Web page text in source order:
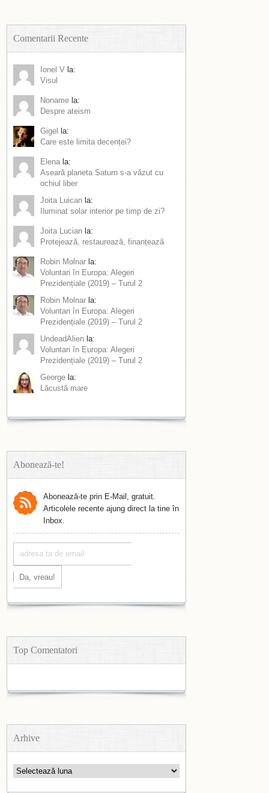
Comentarii Recente
Ionel V la:
Visul
Noname la:
Despre ateism
Gigel
la:
Care este limita decenței?
Elena la:
Aseară planeta Saturn s-a văzut cu
ochiul liber
Joita Luican la:
Iluminat solar interior pe timp de zi?
Joita Lucian la:
Protejează, restaurează, finanțează
Robin Molnar la:
Voluntari în Europa: Alegeri
Prezidențiale (2019) – Turul 2
Robin Molnar la:
Voluntari în Europa: Alegeri
Prezidențiale (2019) – Turul 2
UndeadAlien la:
Voluntari în Europa: Alegeri
Prezidențiale (2019) – Turul 2
George la:
Lăcustă mare
Abonează-te!
Abonează-te prin E-Mail, gratuit.
Articolele recente ajung direct la tine în
Inbox.
Top Comentatori
Arhive
Arhive